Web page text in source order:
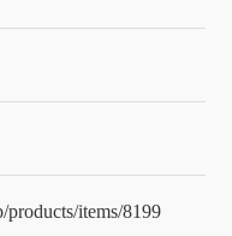
items/8199